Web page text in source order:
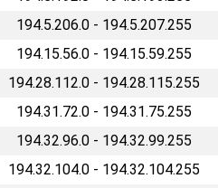
194.5.206.0 - 194.5.207.255
194.15.56.0 - 194.15.59.255
194.28.112.0 - 194.28.115.255
194.31.72.0 - 194.31.75.255
194.32.96.0 - 194.32.99.255
194.32.104.0 - 194.32.104.255